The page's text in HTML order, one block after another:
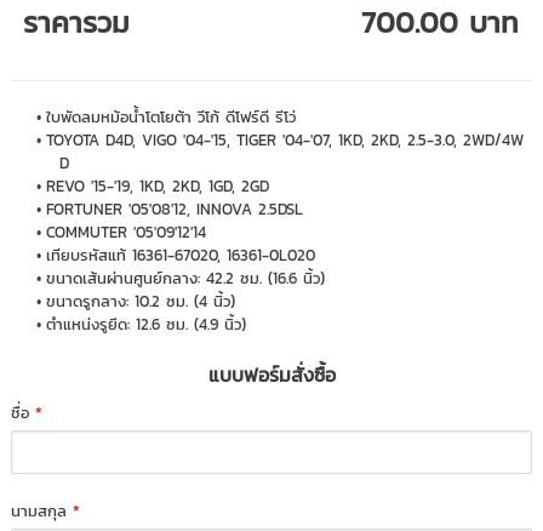
ราคารวม 700.00 บาท
ใบพัดลมหม้อน้ำโตโยต้า วีโก้ ดีโฟร์ดี รีโว่
TOYOTA D4D, VIGO '04-'15, TIGER '04-'07, 1KD, 2KD, 2.5-3.0, 2WD/4W
D
REVO '15-'19, 1KD, 2KD, 1GD, 2GD
FORTUNER '05'08'12, INNOVA 2.5DSL
COMMUTER '05'09'12'14
เทียบรหัสแท้ 16361-67020, 16361-0L020
ขนาดเส้นผ่านศูนย์กลาง: 42.2 ซม. (16.6 นิ้ว)
ขนาดรูกลาง: 10.2 ซม. (4 นิ้ว)
ตำแหน่งรูยึด: 12.6 ซม. (4.9 นิ้ว)
แบบฟอร์มสั่งซื้อ
ชื่อ*
นามสกุล*